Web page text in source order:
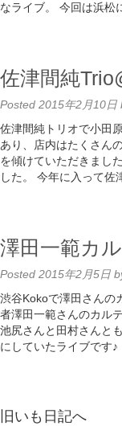
なライブ。 今回は浜松
佐津間純
Posted 2015年2月10日
佐津間純トリオで小田
あり、店内はたくさん
を傾けていただきまし
した。 今年に入って佐
澤田一範カ
Posted 2015年2月5日
渋谷Kokoで澤田さんの
者澤田一範さんのカル
池尻さんと田村さんと
にしていたライブです♪
旧いも日記へ